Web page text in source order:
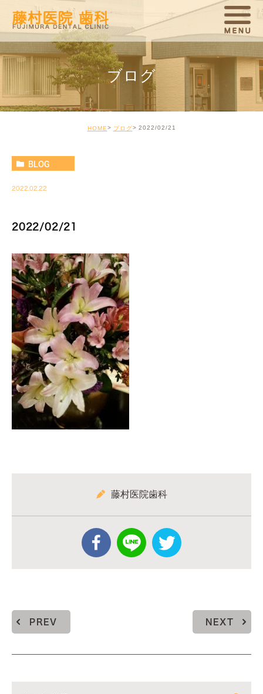
ブログ
HOME ブログ 2022/02/21
BLOG
2022.02.22
2022/02/21
藤村医院歯科
PREV NEXT